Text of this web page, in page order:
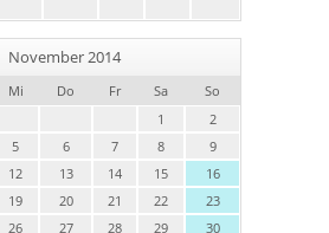
November 2014
Mi Do Fr Sa
So
1
2
5 6 7 8
9
12 13 14 15
16
19 20 21 22
23
26 27 28 29 30